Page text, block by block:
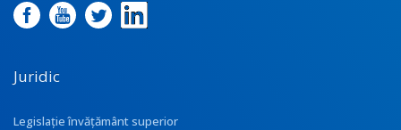
Juridic
Legislație învățământ superior